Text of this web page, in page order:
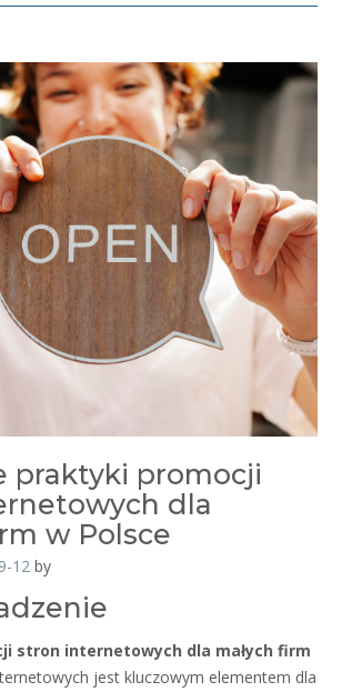
praktyki promocji
dla
w Polsce
12 by
stron internetowych dla małych firm
jest kluczowym elementem dla